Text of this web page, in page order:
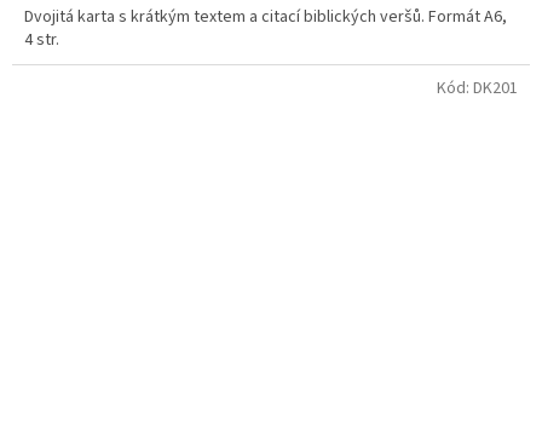
z
5
hvězdiček.
Dvojitá karta s krátkým textem a citací biblických veršů. Formát A6,
4 str.
Kód: DK201